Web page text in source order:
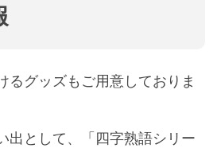
るグッズもご用意しておりま
出として、「四字熟語シリー